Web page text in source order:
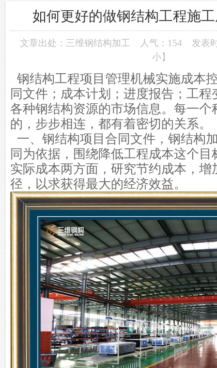
如何更好的做钢结构工程施
文章出处：三维钢结构加工 人气：154
发表
小】
钢结构工程项目管理机械实施成本
同文件；成本计划；进度报告；工
各种钢结构资源的市场信息。每一个
的，步步相连，都有着密切的关系。
一、 钢结构项目合同文件，钢结构
同为依据，围绕降低工程成本这个
实际成本两方面，研究节约成本，增
径，以求获得最大的经济效益。